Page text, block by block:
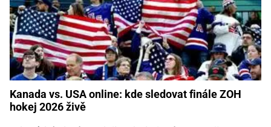
Kanada vs. USA online: kde sledovat finále ZOH
hokej 2026 živě